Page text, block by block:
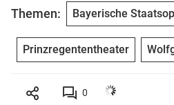
Themen: Bayerische
Prinzregententheater
0